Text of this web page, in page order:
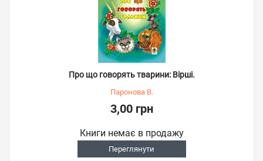
Про що говорять тварини: Вірші.
Паронова В.
3,00 грн
Книги немає в продажу
Переглянути